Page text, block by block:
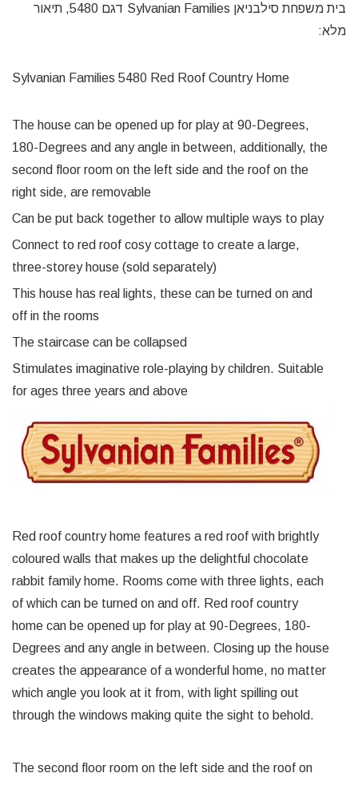
בית משפחת סילבניאן Sylvanian Families דגם 5480, תיאור
מלא:
Sylvanian Families 5480 Red Roof Country Home
The house can be opened up for play at 90-Degrees,
180-Degrees and any angle in between, additionally, the
second floor room on the left side and the roof on the
right side, are removable
Can be put back together to allow multiple ways to play
Connect to red roof cosy cottage to create a large,
three-storey house (sold separately)
This house has real lights, these can be turned on and
off in the rooms
The staircase can be collapsed
Stimulates imaginative role-playing by children. Suitable
for ages three years and above
Red roof country home features a red roof with brightly
coloured walls that makes up the delightful chocolate
rabbit family home. Rooms come with three lights, each
of which can be turned on and off. Red roof country
home can be opened up for play at 90-Degrees, 180-
Degrees and any angle in between. Closing up the house
creates the appearance of a wonderful home, no matter
which angle you look at it from, with light spilling out
through the windows making quite the sight to behold.
The second floor room on the left side and the roof on